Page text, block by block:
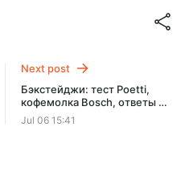
И не взорвемся ли мы
Next post
Бэкстейджи: тест Poetti,
кофемолка Bosch, ответы на
вопросы и др. 18+
Jul 06 15:41